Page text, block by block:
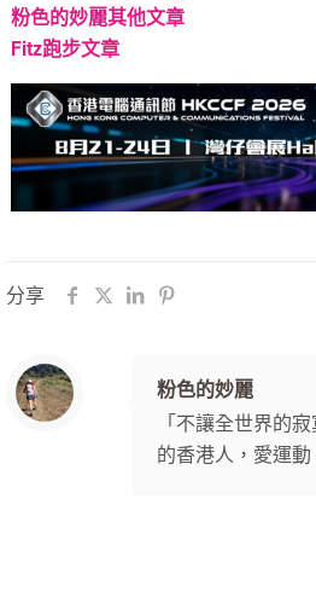
粉色的妙麗其他文章
Fitz跑步文章
分享
粉色的妙麗
「不讓全世界的
的香港人，愛運動